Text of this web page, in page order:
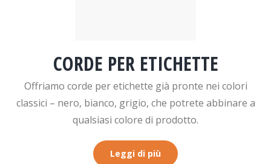
CORDE PER ETICHETTE
Offriamo corde per etichette già pronte nei colori
classici – nero, bianco, grigio, che potrete abbinare a
qualsiasi colore di prodotto.
Leggi di più